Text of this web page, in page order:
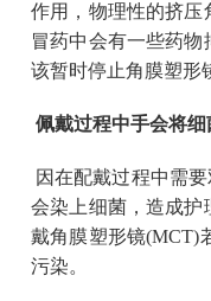
作用，物理性的挤压
冒药中会有一些药
该暂时停止角膜塑形
佩戴过程中手会将
因在配戴过程中需
会染上细菌，造成护
戴角膜塑形镜(MCT)
污染。